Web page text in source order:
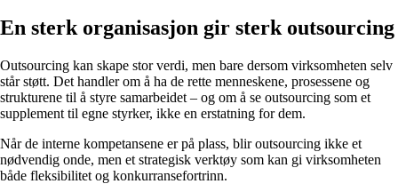
En sterk organisasjon gir sterk outsourcing
Outsourcing kan skape stor verdi, men bare dersom virksomheten selv
står støtt. Det handler om å ha de rette menneskene, prosessene og
strukturene til å styre samarbeidet – og om å se outsourcing som et
supplement til egne styrker, ikke en erstatning for dem.
Når de interne kompetansene er på plass, blir outsourcing ikke et
nødvendig onde, men et strategisk verktøy som kan gi virksomheten
både fleksibilitet og konkurransefortrinn.